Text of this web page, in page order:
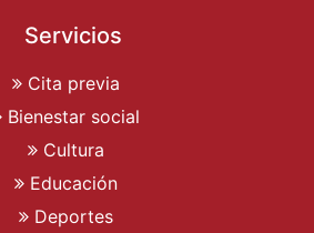
Servicios
Cita previa
Bienestar social
Cultura
Educación
Deportes